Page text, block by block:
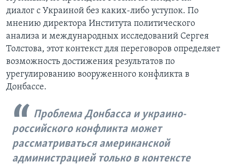
диалог с Украиной без каких-либо уступок. По
мнению директора Института политического
анализа и международных исследований Сергея
Толстова, этот контекст для переговоров определяет
возможность достижения результатов по
урегулированию вооруженного конфликта в
Донбассе.
Проблема Донбасса и украино-
российского конфликта может
рассматриваться американской
администрацией только в контексте